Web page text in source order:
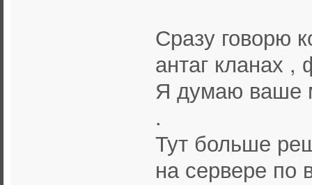
Сразу говорю
антаг кланах ,
Я думаю ваше
.
Тут больше
на сервере по